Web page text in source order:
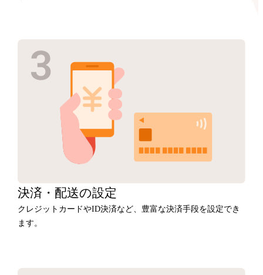
決済・ 配送の設定
クレジットカードやID決済など、豊富な決済手段を設定でき
ます。